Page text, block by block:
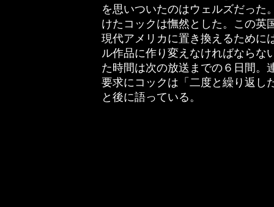
を思いついたのはウェルズだった
けたコックは憮然とした。この英
現代アメリカに置き換えるために
ル作品に作り変えなければならな
た時間は次の放送までの６日間。
要求にコックは「二度と繰り返し
と後に語っている。